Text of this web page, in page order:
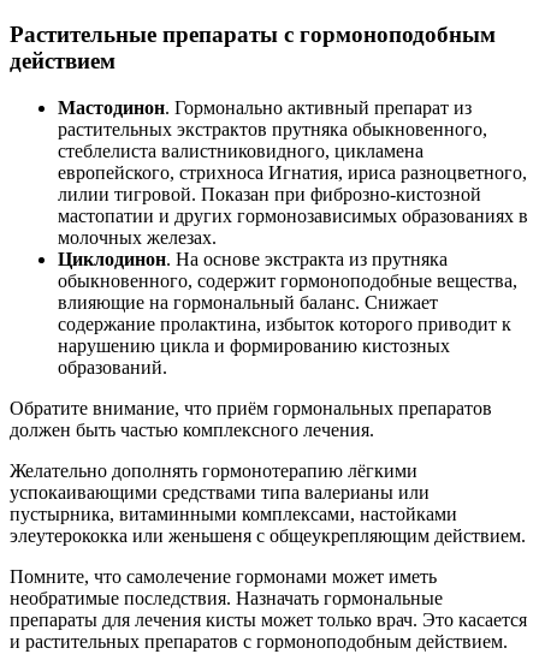
Растительные препараты с гормоноподобным
действием
Мастодинон. Гормонально активный препарат из
растительных экстрактов прутняка обыкновенного,
стеблелиста валистниковидного, цикламена
европейского, стрихноса Игнатия, ириса разноцветного,
лилии тигровой. Показан при фиброзно-кистозной
мастопатии и других гормонозависимых образованиях в
молочных железах.
Циклодинон. На основе экстракта из прутняка
обыкновенного, содержит гормоноподобные вещества,
влияющие на гормональный баланс. Снижает
содержание пролактина, избыток которого приводит к
нарушению цикла и формированию кистозных
образований.
Обратите внимание, что приём гормональных препаратов
должен быть частью комплексного лечения.
Желательно дополнять гормонотерапию лёгкими
успокаивающими средствами типа валерианы или
пустырника, витаминными комплексами, настойками
элеутерококка или женьшеня с общеукрепляющим действием.
Помните, что самолечение гормонами может иметь
необратимые последствия. Назначать гормональные
препараты для лечения кисты может только врач. Это касается
и растительных препаратов с гормоноподобным действием.